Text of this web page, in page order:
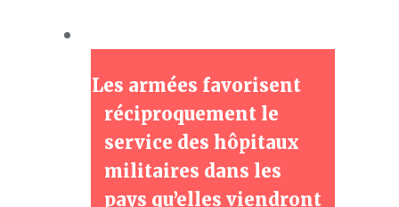
Les armées favorisent
réciproquement le
service des hôpitaux
militaires dans les
pays qu’elles viendront